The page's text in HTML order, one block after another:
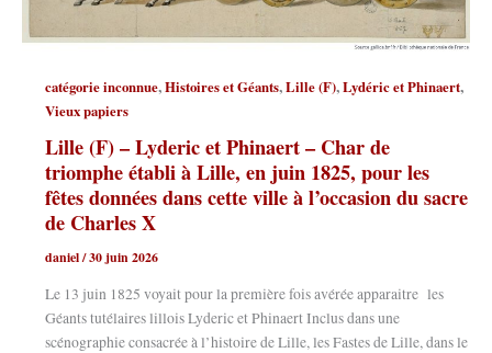
catégorie inconnue,Histoires et Géants,Lille (F),Lydéric et Phinaert,
Vieux papiers
Lille (F) – Lyderic et Phinaert – Char de
triomphe établi à Lille, en juin 1825, pour les
fêtes données dans cette ville à l’occasion du sacre
de Charles X
daniel/30 juin 2026
Le 13 juin 1825 voyait pour la première fois avérée apparaitre les
Géants tutélaires lillois Lyderic et Phinaert Inclus dans une
scénographie consacrée à l’histoire de Lille, les Fastes de Lille, dans le